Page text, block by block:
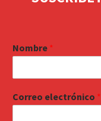
Nombre *
Correo electrónico *